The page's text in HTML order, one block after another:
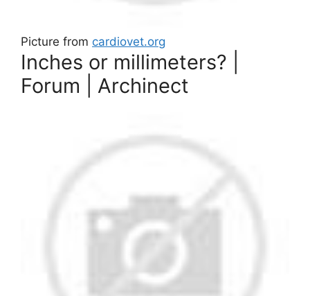
Picture from cardiovet.org
Inches or millimeters? |
Forum | Archinect